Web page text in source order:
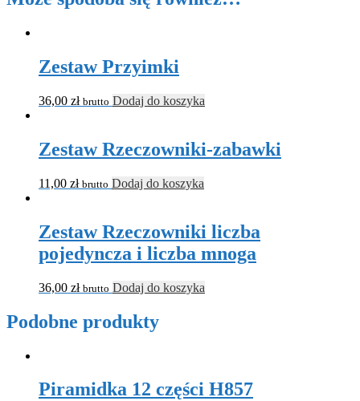
Zestaw Przyimki
36,00 zł brutto Dodaj do koszyka
Zestaw Rzeczowniki-zabawki
11,00 zł brutto Dodaj do koszyka
Zestaw Rzeczowniki liczba
pojedyncza i liczba mnoga
36,00 zł brutto Dodaj do koszyka
Podobne produkty
Piramidka 12 części H857